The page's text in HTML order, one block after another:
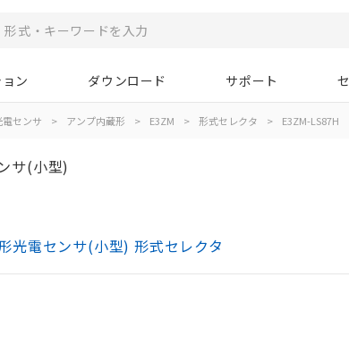
ン ダウンロード サポート
電センサ > アンプ内蔵形 > E3ZM > 形式セレクタ > E3ZM-LS87H
サ(小型)
光電センサ(小型) 形式セレクタ